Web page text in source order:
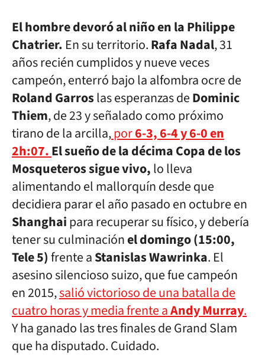
El hombre devoró al niño en la Philippe
Chatrier. En su territorio.Rafa Nadal, 31
años recién cumplidos y nueve veces
campeón, enterró bajo la alfombra ocre de
Roland Garroslas esperanzas deDominic
Thiem, de 23 y señalado como próximo
tirano de la arcilla,por6-3, 6-4 y 6-0 en
2h:07.El sueño de la décima Copa de los
Mosqueteros sigue vivo,lo lleva
alimentando el mallorquín desde que
decidiera parar el año pasado en octubre en
Shanghaipara recuperar su físico, y debería
tener su culminaciónel domingo (15:00,
Tele 5)frente aStanislas Wawrinka. El
asesino silencioso suizo, que fue campeón
en 2015,salió victorioso de una batalla de
cuatro horas y media frente aAndy Murray.
Y ha ganado las tres finales de Grand Slam
que ha disputado. Cuidado.